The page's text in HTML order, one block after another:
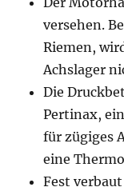
versehen.
Riemen,
Achslager
Die
Pertinax,
für zügiges
eine
Fest